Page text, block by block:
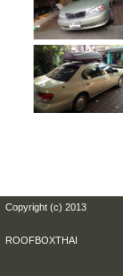
Copyright (c) 2013
ROOFBOXTHAI